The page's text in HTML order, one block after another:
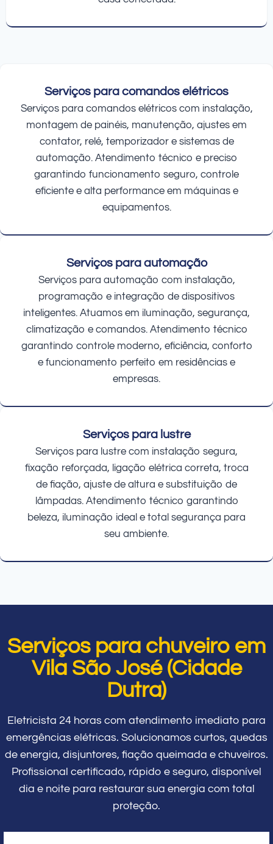
Serviços para comandos elétricos
Serviços para comandos elétricos com instalação,
montagem de painéis, manutenção, ajustes em
contator, relé, temporizador e sistemas de
automação. Atendimento técnico e preciso
garantindo funcionamento seguro, controle
eficiente e alta performance em máquinas e
equipamentos.
Serviços para automação
Serviços para automação com instalação,
programação e integração de dispositivos
inteligentes. Atuamos em iluminação, segurança,
climatização e comandos. Atendimento técnico
garantindo controle moderno, eficiência, conforto
e funcionamento perfeito em residências e
empresas.
Serviços para lustre
Serviços para lustre com instalação segura,
fixação reforçada, ligação elétrica correta, troca
de fiação, ajuste de altura e substituição de
lâmpadas. Atendimento técnico garantindo
beleza, iluminação ideal e total segurança para
seu ambiente.
Serviços para chuveiro em
Vila São José (Cidade
Dutra)
Eletricista 24 horas com atendimento imediato para
emergências elétricas. Solucionamos curtos, quedas
de energia, disjuntores, fiação queimada e chuveiros.
Profissional certificado, rápido e seguro, disponível
dia e noite para restaurar sua energia com total
proteção.